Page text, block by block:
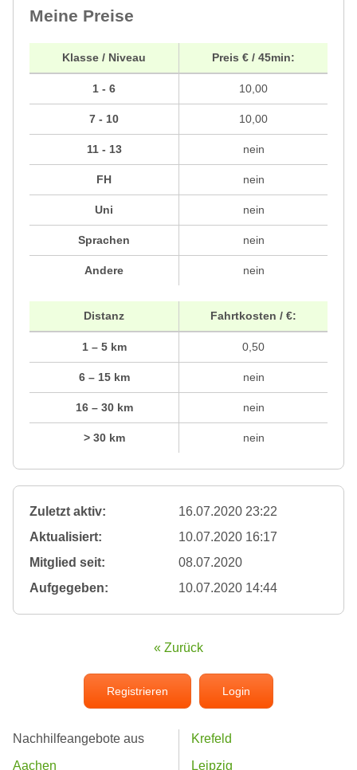
Meine Preise
Klasse / Niveau
1 - 6
7 - 10
11 - 13
FH
Uni
Sprachen
Andere
Preis € / 45min:
10,00
10,00
nein
nein
nein
nein
nein
Distanz
1 – 5 km
6 – 15 km
16 – 30 km
> 30 km
Fahrtkosten / €:
0,50
nein
nein
nein
Zuletzt aktiv:
16.07.2020 23:22
Aktualisiert:
10.07.2020 16:17
Mitglied seit:
08.07.2020
Aufgegeben:
10.07.2020 14:44
« Zurück
Registrieren Login
Nachhilfeangebote aus
Aachen
Krefeld
Leipzig